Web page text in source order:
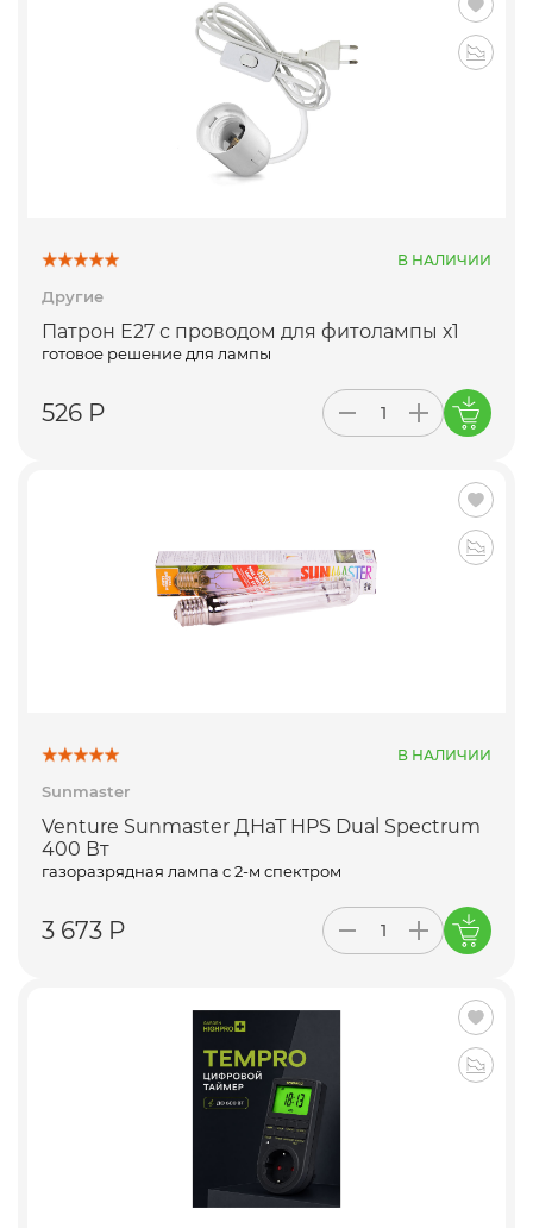
В НАЛИЧИИ
Другие
Патрон Е27 с проводом для фитолампы х1
готовое решение для лампы
526 Р
В НАЛИЧИИ
Sunmaster
Venture Sunmaster ДНаТ HPS Dual Spectrum
400 Вт
газоразрядная лампа с 2-м спектром
3 673 Р